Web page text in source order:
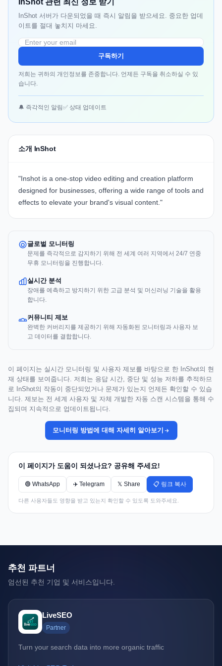
InShot 관련 최신 정보 받기
InShot 서버가 다운되었을 때 즉시 알림을 받으세요. 중요한 업데
이트를 절대 놓치지 마세요.
구독하기
저희는 귀하의 개인정보를 존중합니다. 언제든 구독을 취소하실 수 있
습니다.
🔔 즉각적인 알림✅ 상태 업데이트
소개 InShot
"Inshot is a one-stop video editing and creation platform
designed for businesses, offering a wide range of tools and
effects to elevate your brand's visual content."
글로벌 모니터링
문제를 즉각적으로 감지하기 위해 전 세계 여러 지역에서 24/7 연중
무휴 모니터링을 진행합니다.
실시간 분석
장애를 예측하고 방지하기 위한 고급 분석 및 머신러닝 기술을 활용
합니다.
커뮤니티 제보
완벽한 커버리지를 제공하기 위해 자동화된 모니터링과 사용자 보
고 데이터를 결합합니다.
이 페이지는 실시간 모니터링 및 사용자 제보를 바탕으로 한 InShot의 현
재 상태를 보여줍니다. 저희는 응답 시간, 중단 및 성능 저하를 추적하므
로 InShot의 작동이 중단되었거나 문제가 있는지 언제든 확인할 수 있습
니다. 제보는 전 세계 사용자 및 자체 개발한 자동 스캔 시스템을 통해 수
집되며 지속적으로 업데이트됩니다.
모니터링 방법에 대해 자세히 알아보기
이 페이지가 도움이 되셨나요? 공유해 주세요!
🟢 WhatsApp ✈️ Telegram 𝕏 Share 📋 링크 복사
다른 사용자들도 영향을 받고 있는지 확인할 수 있도록 도와주세요.
추천 파트너
엄선된 추천 기업 및 서비스입니다.
LiveSEO
Partner
Turn your search data into more organic traffic